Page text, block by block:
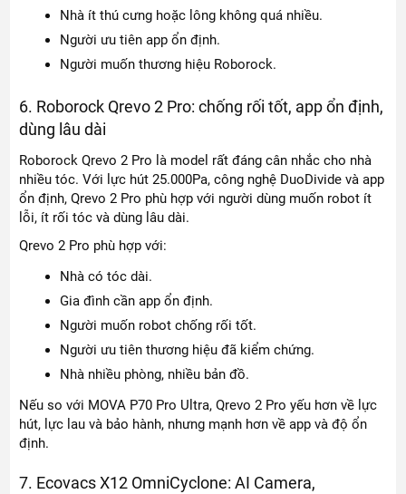
Nhà ít thú cưng hoặc lông không quá nhiều.
Người ưu tiên app ổn định.
Người muốn thương hiệu Roborock.
6. Roborock Qrevo 2 Pro: chống rối tốt, app ổn định,
dùng lâu dài
Roborock Qrevo 2 Pro là model rất đáng cân nhắc cho nhà
nhiều tóc. Với lực hút 25.000Pa, công nghệ DuoDivide và app
ổn định, Qrevo 2 Pro phù hợp với người dùng muốn robot ít
lỗi, ít rối tóc và dùng lâu dài.
Qrevo 2 Pro phù hợp với:
Nhà có tóc dài.
Gia đình cần app ổn định.
Người muốn robot chống rối tốt.
Người ưu tiên thương hiệu đã kiểm chứng.
Nhà nhiều phòng, nhiều bản đồ.
Nếu so với MOVA P70 Pro Ultra, Qrevo 2 Pro yếu hơn về lực
hút, lực lau và bảo hành, nhưng mạnh hơn về app và độ ổn
định.
7. Ecovacs X12 OmniCyclone: AI Camera,